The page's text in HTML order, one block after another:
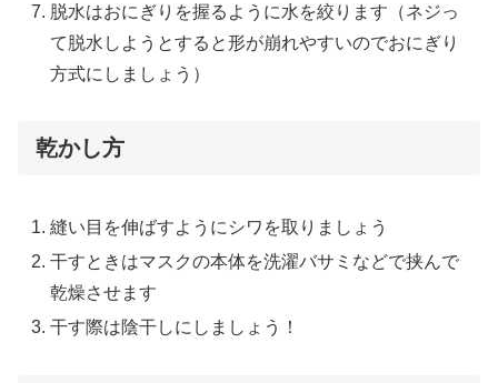
脱水はおにぎりを握るように水を絞ります（ネジっ
て脱水しようとすると形が崩れやすいのでおにぎり
方式にしましょう）
乾かし方
縫い目を伸ばすようにシワを取りましょう
干すときはマスクの本体を洗濯バサミなどで挟んで
乾燥させます
干す際は陰干しにしましょう！